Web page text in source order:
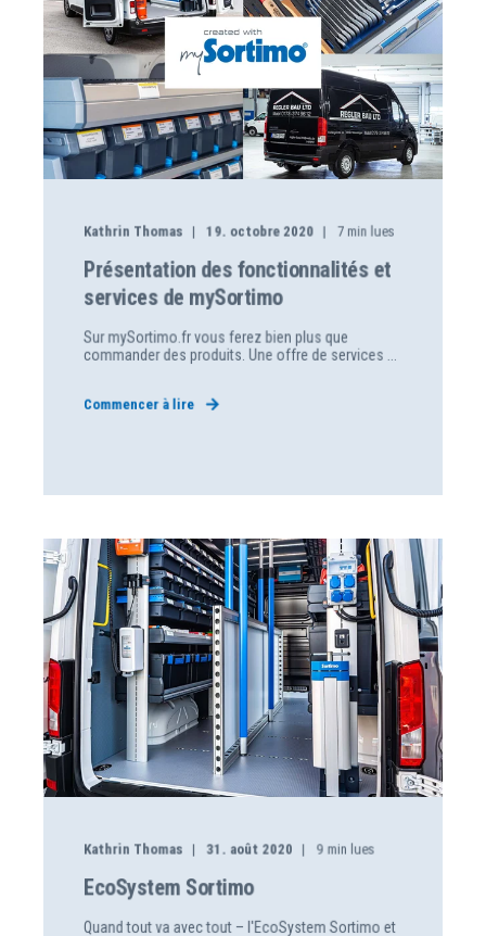
Kathrin Thomas 19. octobre 2020 7 min lues
Présentation des fonctionnalités et
services de mySortimo
Sur mySortimo.fr vous ferez bien plus que
commander des produits. Une offre de services ...
Commencer à lire
Kathrin Thomas 31. août 2020 9 min lues
EcoSystem Sortimo
Quand tout va avec tout – l'EcoSystem Sortimo et